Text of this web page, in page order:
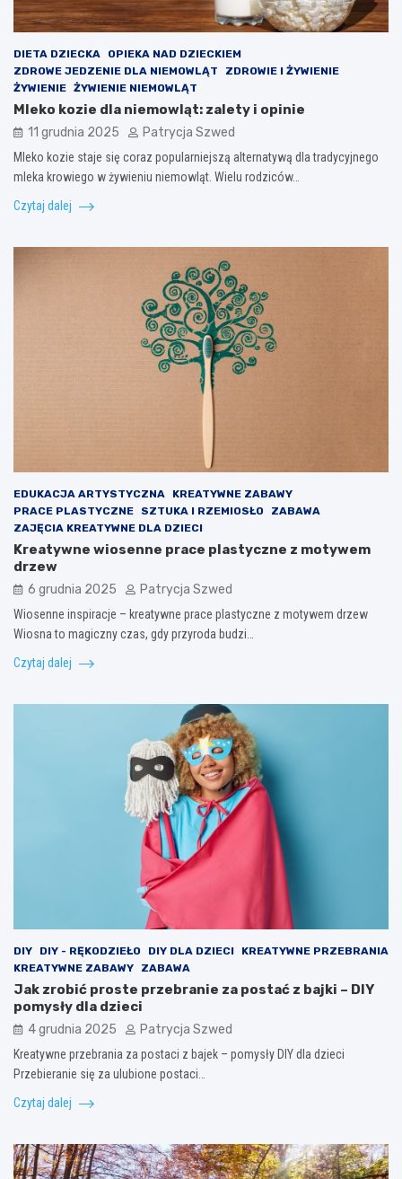
DIETA DZIECKA
OPIEKA NAD DZIECKIEM
ZDROWE JEDZENIE DLA NIEMOWLĄT
ZDROWIE I ŻYWIENIE
ŻYWIENIE ŻYWIENIE NIEMOWLĄT
Mleko kozie dla niemowląt: zalety i opinie
11 grudnia 2025 Patrycja Szwed
Mleko kozie staje się coraz popularniejszą alternatywą dla tradycyjnego
mleka krowiego w żywieniu niemowląt. Wielu rodziców…
Czytaj dalej
EDUKACJA ARTYSTYCZNA
KREATYWNE ZABAWY
PRACE PLASTYCZNE
SZTUKA I RZEMIOSŁO
ZABAWA
ZAJĘCIA KREATYWNE DLA DZIECI
Kreatywne wiosenne prace plastyczne z motywem
drzew
6 grudnia 2025 Patrycja Szwed
Wiosenne inspiracje – kreatywne prace plastyczne z motywem drzew
Wiosna to magiczny czas, gdy przyroda budzi…
Czytaj dalej
DIY DIY - RĘKODZIEŁO DIY DLA DZIECI
KREATYWNE PRZEBRANIA
KREATYWNE ZABAWY
ZABAWA
Jak zrobić proste przebranie za postać z bajki – DIY
pomysły dla dzieci
4 grudnia 2025 Patrycja Szwed
Kreatywne przebrania za postaci z bajek – pomysły DIY dla dzieci
Przebieranie się za ulubione postaci…
Czytaj dalej